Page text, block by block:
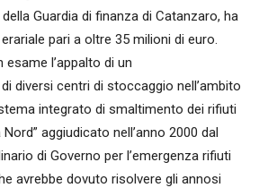
Guardia di finanza di Catanzaro, ha
pari a oltre 35 milioni di euro.
esame l’appalto di un
diversi centri di stoccaggio nell’ambito
integrato di smaltimento dei rifiuti
aggiudicato nell’anno 2000 dal
di Governo per l’emergenza rifiuti
avrebbe dovuto risolvere gli annosi